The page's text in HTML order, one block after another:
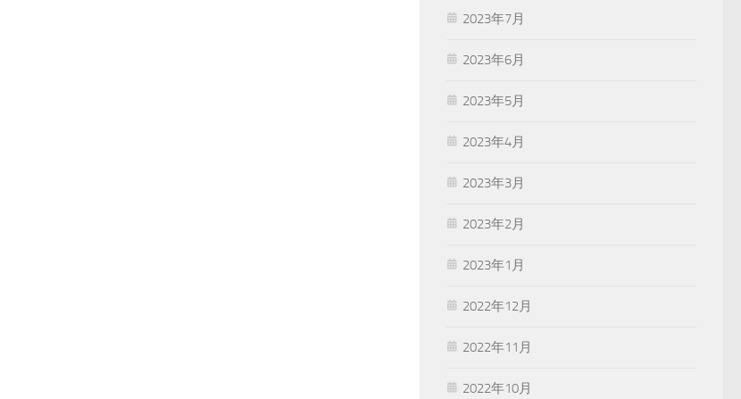
2023年7月
2023年6月
2023年5月
2023年4月
2023年3月
2023年2月
2023年1月
2022年12月
2022年11月
2022年10月